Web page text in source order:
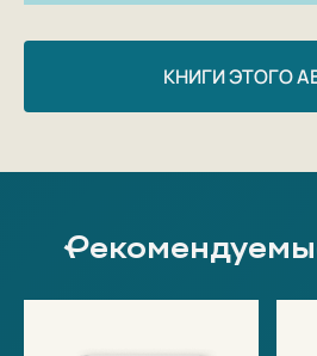
КНИГИ ЭТОГО